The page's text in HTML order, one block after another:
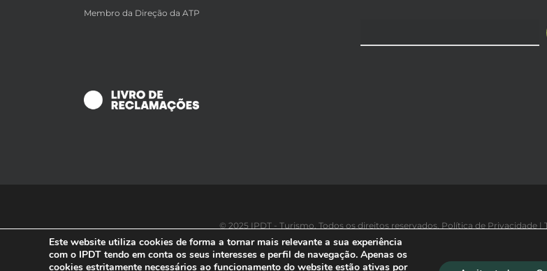
Membro da Direção da ATP
© 2025 IPDT - Turismo. Todos os direitos reservados. Política de Privacidade|
Política da Qualidade
Este website utiliza cookies de forma a tornar mais relevante a sua experiência
com o IPDT tendo em conta os seus interesses e perfil de navegação. Apenas os
cookies estritamente necessários ao funcionamento do website estão ativas por